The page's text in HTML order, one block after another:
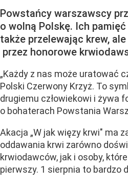
Powstańcy warszawscy
o wolną Polskę. Ich
także przelewając krew,
przez honorowe
„Każdy z nas może uratować
Polski Czerwony Krzyż. To
drugiemu człowiekowi i żywa
o bohaterach Powstania
Akacja „W jak więzy krwi" ma
oddawania krwi zarówno
krwiodawców, jak i osoby,
pierwszy. 1 sierpnia to bardzo